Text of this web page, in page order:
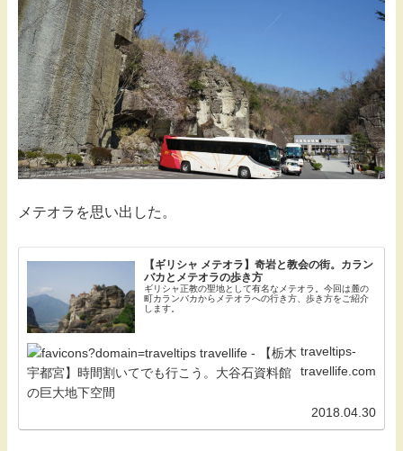
メテオラを思い出した。
【ギリシャ メテオラ】奇岩と教会の街。カラン
バカとメテオラの歩き方
ギリシャ正教の聖地として有名なメテオラ。今回は麓の
町カランバカからメテオラへの行き方、歩き方をご紹介
します。
traveltips-
travellife.com
2018.04.30